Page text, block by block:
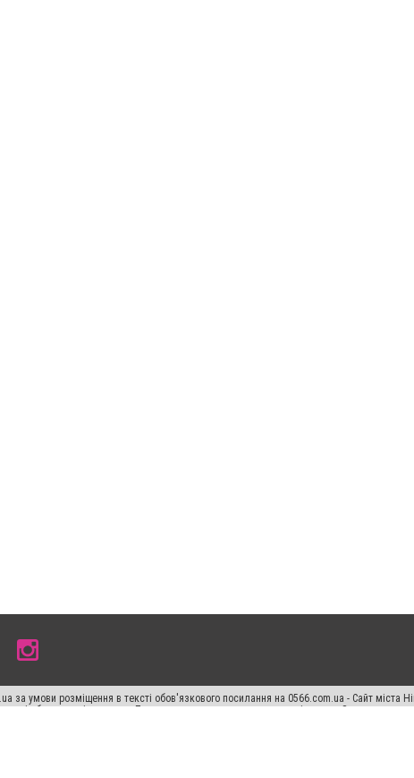
за умови розміщення в тексті обов'язкового посилання на 0566.com.ua - Сайт міста
або в якості джерела. Порушення виняткових прав переслідується Законом.